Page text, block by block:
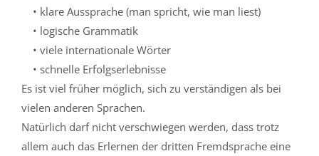
• klare Aussprache (man spricht, wie man liest)
• logische Grammatik
• viele internationale Wörter
• schnelle Erfolgserlebnisse
Es ist viel früher möglich, sich zu verständigen als bei
vielen anderen Sprachen.
Natürlich darf nicht verschwiegen werden, dass trotz
allem auch das Erlernen der dritten Fremdsprache eine